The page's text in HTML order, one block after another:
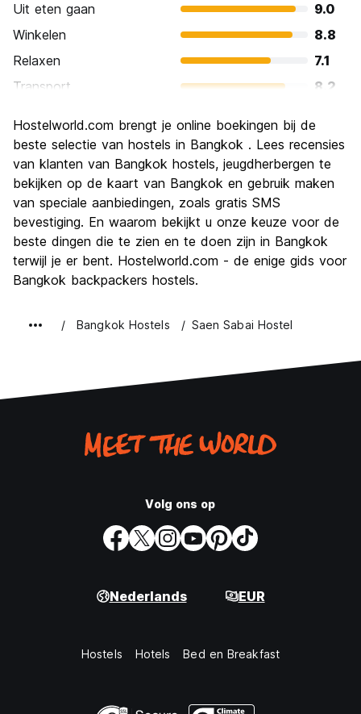
Uit eten gaan
9.0
Winkelen
8.8
Relaxen
7.1
Transport
8.2
Cultuur
8.8
Uitgaan
8.6
Waarde voor uw geld
8.6
Hostelworld.com brengt je online boekingen bij de
beste selectie van hostels in Bangkok . Lees recensies
van klanten van Bangkok hostels, jeugdherbergen te
bekijken op de kaart van Bangkok en gebruik maken
van speciale aanbiedingen, zoals gratis SMS
bevestiging. En waarom bekijkt u onze keuze voor de
beste dingen die te zien en te doen zijn in Bangkok
terwijl je er bent. Hostelworld.com - de enige gids voor
Bangkok backpackers hostels.
Bangkok Hostels Saen Sabai Hostel
Volg ons op
Nederlands EUR
Hostels Hotels Bed en Breakfast